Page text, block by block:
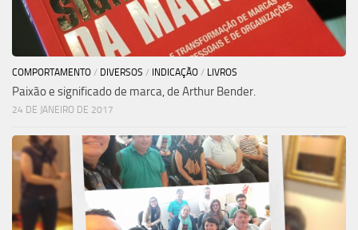
COMPORTAMENTO / DIVERSOS / INDICAÇÃO / LIVROS
Paixão e significado de marca, de Arthur Bender.
24 DE JANEIRO DE 2017